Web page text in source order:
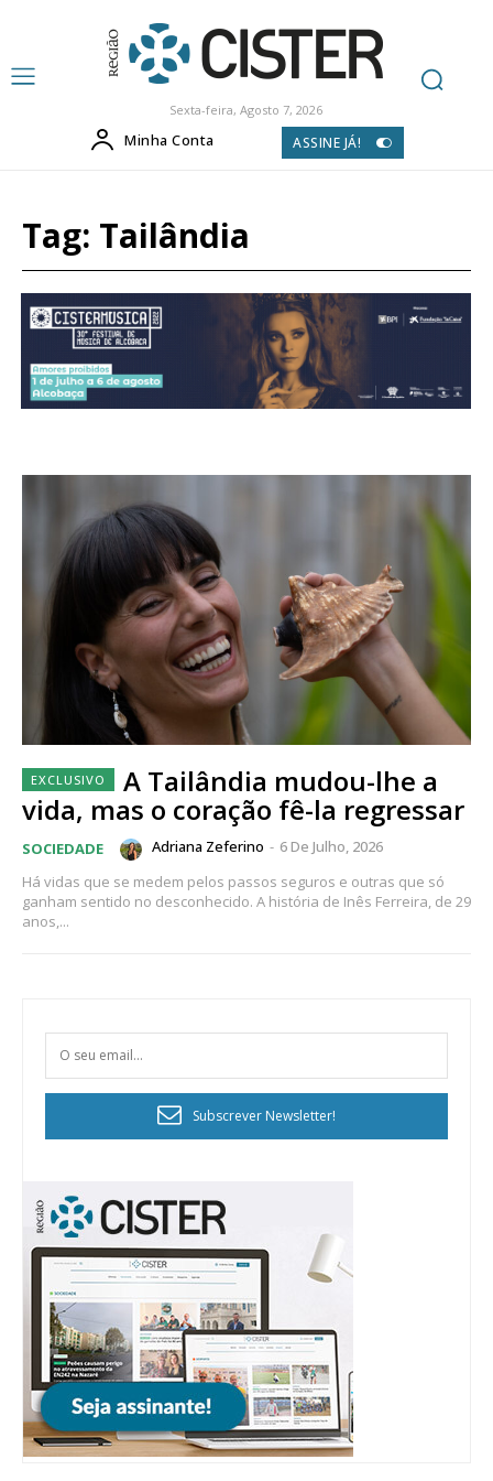
Sexta-feira, Agosto 7, 2026
Minha Conta ASSINE JÁ!
Tag: Tailândia
A Tailândia mudou-lhe a
vida, mas o coração fê-la regressar
SOCIEDADE Adriana Zeferino - 6 De Julho, 2026
Há vidas que se medem pelos passos seguros e outras que só
ganham sentido no desconhecido. A história de Inês Ferreira, de 29
anos,...
Subscrever Newsletter!